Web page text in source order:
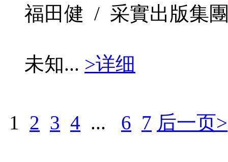
福田健 / 采實出版集
未知... >详细
1 2 3 4 ... 6 7 后一页>